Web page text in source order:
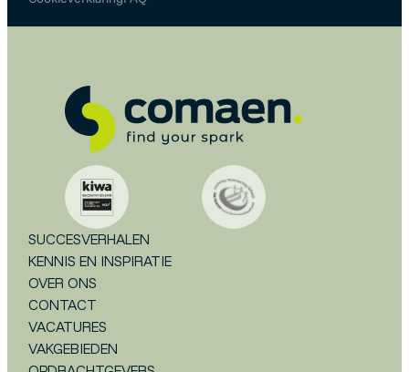
SUCCESVERHALEN
KENNIS EN INSPIRATIE
OVER ONS
CONTACT
VACATURES
VAKGEBIEDEN